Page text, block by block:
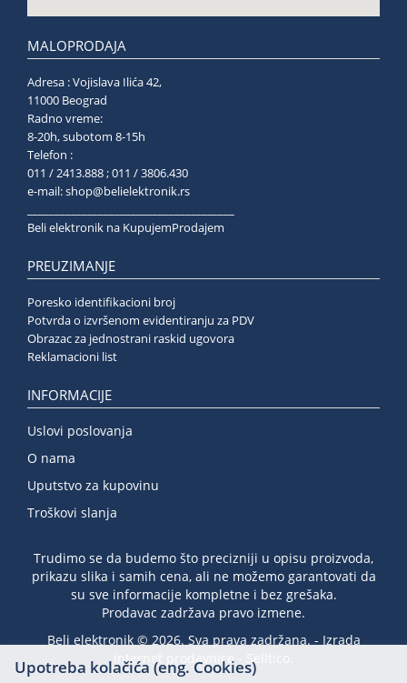
MALOPRODAJA
Adresa : Vojislava Ilića 42,
11000 Beograd
Radno vreme:
8-20h, subotom 8-15h
Telefon :
011 / 2413.888 ; 011 / 3806.430
e-mail:shop@belielektronik.rs
Beli elektronik na KupujemProdajem
PREUZIMANJE
Poresko identifikacioni broj
Potvrda o izvršenom evidentiranju za PDV
Obrazac za jednostrani raskid ugovora
Reklamacioni list
INFORMACIJE
Uslovi poslovanja
O nama
Uputstvo za kupovinu
Troškovi slanja
Trudimo se da budemo što precizniji u opisu proizvoda,
prikazu slika i samih cena, ali ne možemo garantovati da
su sve informacije kompletne i bez grešaka.
Prodavac zadržava pravo izmene.
Beli elektronik © 2026. Sva prava zadržana. - Izrada
internet prodavnice
Selltico.
Upotreba kolačića (eng. Cookies)